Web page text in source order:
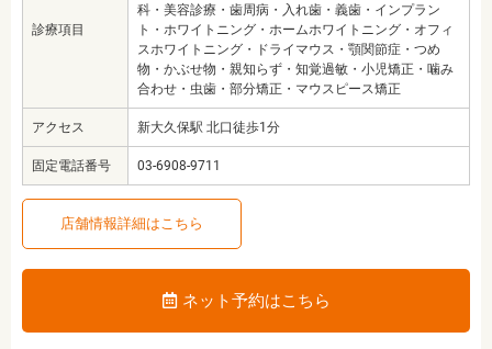
診療項目
科・美容診療・歯周病・入れ歯・義歯・インプラン
ト・ホワイトニング・ホームホワイトニング・オフィ
スホワイトニング・ドライマウス・顎関節症・つめ
物・かぶせ物・親知らず・知覚過敏・小児矯正・噛み
合わせ・虫歯・部分矯正・マウスピース矯正
アクセス 新大久保駅 北口徒歩1分
固定電話番号 03-6908-9711
店舗情報詳細はこちら
ネット予約はこちら